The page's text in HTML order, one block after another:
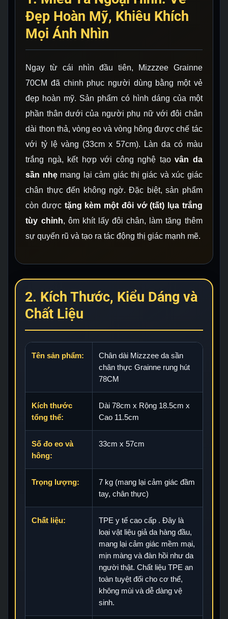
Đẹp Hoàn Mỹ, Khiêu Khích
Mọi Ánh Nhìn
Ngay từ cái nhìn đầu tiên, Mizzzee Grainne
70CM đã chinh phục người dùng bằng một vẻ
đẹp hoàn mỹ. Sản phẩm có hình dáng của một
phần thân dưới của người phụ nữ với đôi chân
dài thon thả, vòng eo và vòng hông được chế tác
với tỷ lệ vàng (33cm x 57cm). Làn da có màu
trắng ngà, kết hợp với công nghệ tạovân da
sần nhẹmang lại cảm giác thị giác và xúc giác
chân thực đến không ngờ. Đặc biệt, sản phẩm
còn được tặng kèm một đôi vớ (tất) lụa trắng
tùy chỉnh, ôm khít lấy đôi chân, làm tăng thêm
sự quyến rũ và tạo ra tác động thị giác mạnh mẽ.
2. Kích Thước, Kiểu Dáng và
Chất Liệu
Tên sản phẩm:
Chân dài Mizzzee da sần
chân thực Grainne rung hút
78CM
Kích thước
tổng thể:
Dài 78cm x Rộng 18.5cm x
Cao 11.5cm
Số đo eo và
hông:
33cm x 57cm
Trọng lượng:
7 kg (mang lại cảm giác đầm
tay, chân thực)
Chất liệu:
TPE y tế cao cấp . Đây là
loại vật liệu giả da hàng đầu,
mang lại cảm giác mềm mại,
mịn màng và đàn hồi như da
người thật. Chất liệu TPE an
toàn tuyệt đối cho cơ thể,
không mùi và dễ dàng vệ
sinh.